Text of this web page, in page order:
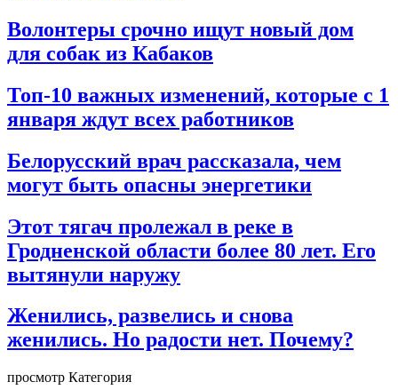
Волонтеры срочно ищут новый дом
для собак из Кабаков
Топ-10 важных изменений, которые с 1
января ждут всех работников
Белорусский врач рассказала, чем
могут быть опасны энергетики
Этот тягач пролежал в реке в
Гродненской области более 80 лет. Его
вытянули наружу
Женились, развелись и снова
женились. Но радости нет. Почему?
просмотр Категория